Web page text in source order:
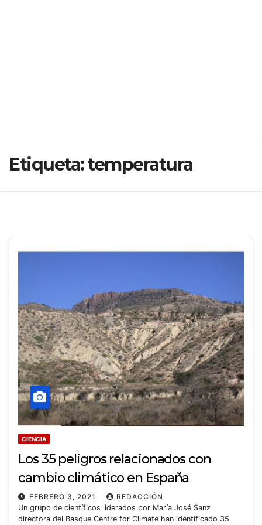
Etiqueta:temperatura
CIENCIA
Los 35 peligros relacionados con
cambio climático en España
FEBRERO 3, 2021
REDACCIÓN
Un grupo de científicos liderados por María José Sanz
directora del Basque Centre for Climate han identificado 35